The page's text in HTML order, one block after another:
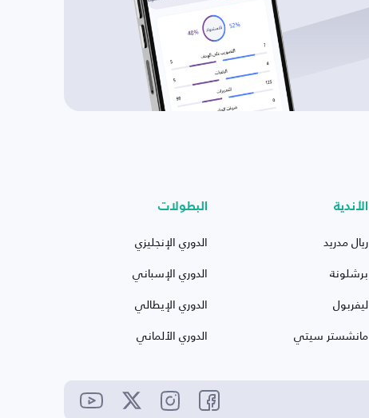
الأندية
ريال مدريد
برشلونة
ليفربول
مانشستر سيتي
البطولات
الدوري الإنجليزي
الدوري الإسباني
الدوري الإيطالي
الدوري الألماني